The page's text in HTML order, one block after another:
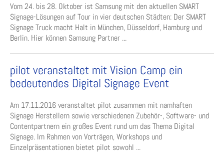
Vom 24. bis 28. Oktober ist Samsung mit den aktuellen SMART
Signage-Lösungen auf Tour in vier deutschen Städten: Der SMART
Signage Truck macht Halt in München, Düsseldorf, Hamburg und
Berlin. Hier können Samsung Partner ...
pilot veranstaltet mit Vision Camp ein
bedeutendes Digital Signage Event
Am 17.11.2016 veranstaltet pilot zusammen mit namhaften
Signage Herstellern sowie verschiedenen Zubehör-, Software- und
Contentpartnern ein großes Event rund um das Thema Digital
Signage. Im Rahmen von Vorträgen, Workshops und
Einzelpräsentationen bietet pilot sowohl ...